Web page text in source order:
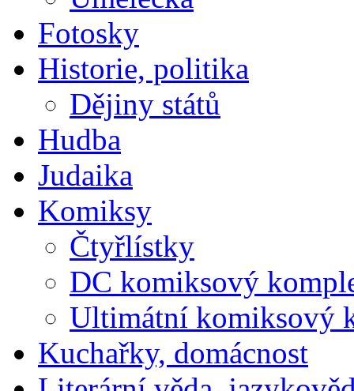
Fotosky
Historie, politika
Dějiny států
Hudba
Judaika
Komiksy
Čtyřlístky
DC komiksový
Ultimátní komiksový
Kuchařky, domácnost